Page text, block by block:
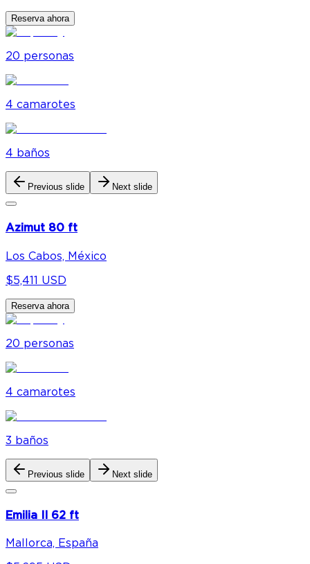
Reserva ahora
20 personas
4 camarotes
4 baños
Previous slide Next slide
Azimut 80 ft
Los Cabos, México
$5,411 USD
Reserva ahora
20 personas
4 camarotes
3 baños
Previous slide Next slide
Emilia II 62 ft
Mallorca, España